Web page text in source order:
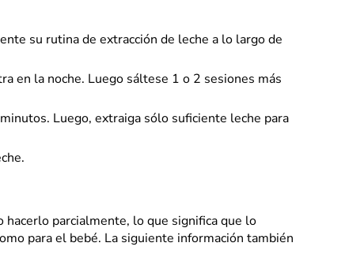
su rutina de extracción de leche a lo largo de
en la noche. Luego sáltese 1 o 2 sesiones más
Luego, extraiga sólo suficiente leche para
parcialmente, lo que significa que lo
para el bebé. La siguiente información también